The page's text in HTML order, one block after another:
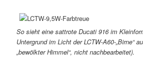
So sieht eine sattrote Ducati 916 im
Untergrund im Licht der LCTW-A60-„Birne“
„bewölkter Himmel“, nicht nachbearbeitet).